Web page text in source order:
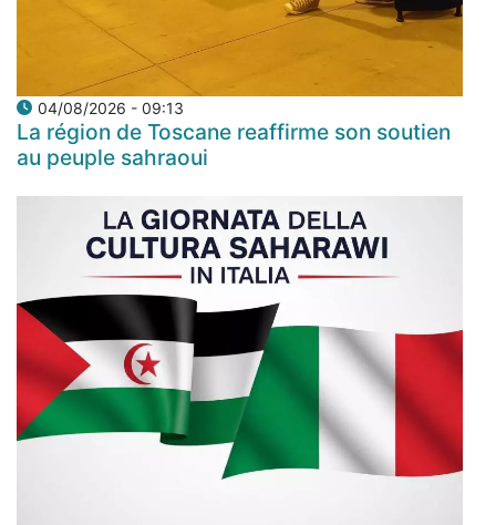
04/08/2026 - 09:13
La région de Toscane reaffirme son soutien
au peuple sahraoui